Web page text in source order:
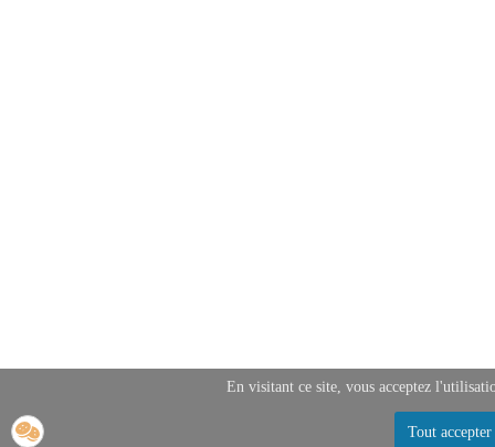
En visitant ce site, vous acceptez
Tout accepter